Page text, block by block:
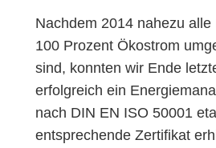
Nachdem 2014 nahezu
100 Prozent Ökostrom
sind, konnten wir Ende
erfolgreich ein
nach DIN EN ISO 50001
entsprechende Zertifikat